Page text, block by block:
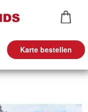
Karte bestellen